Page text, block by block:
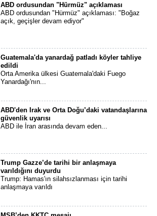
ABD ordusundan "Hürmüz" açıklaması
ABD ordusundan "Hürmüz" açıklaması: "Boğaz
açık, geçişler devam ediyor"
Guatemala'da yanardağ patladı köyler tahliye
edildi
Orta Amerika ülkesi Guatemala'daki Fuego
Yanardağı'nın...
ABD'den Irak ve Orta Doğu’daki vatandaşlarına
güvenlik uyarısı
ABD ile İran arasında devam eden...
Trump Gazze’de tarihi bir anlaşmaya
varıldığını duyurdu
Trump: Hamas'ın silahsızlanması için tarihi
anlaşmaya varıldı